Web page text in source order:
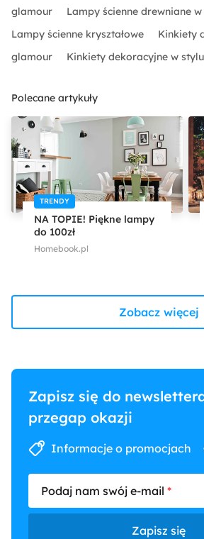
glamour
Lampy ścienne drewniane
Lampy ścienne kryształowe
Kinkiety
glamour
Kinkiety dekoracyjne w
Polecane artykuły
TRENDY
NA TOPIE! Piękne lampy
do 100zł
Homebook.pl
Zobacz więcej
Zapisz się do
przegap okazji
Informacje o promocjach
Podaj nam swój e-mail
Zapisz się